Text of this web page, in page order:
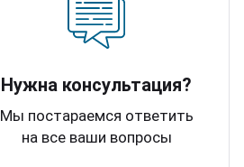
Нужна консультация?
Мы постараемся ответить
на все ваши вопросы